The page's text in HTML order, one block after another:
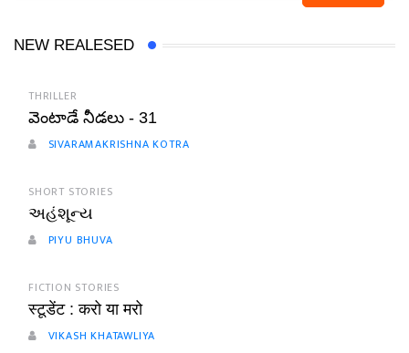
NEW REALESED
THRILLER
వెంటాడే నీడలు - 31
SIVARAMAKRISHNA KOTRA
SHORT STORIES
અહંશૂન્ય
PIYU BHUVA
FICTION STORIES
स्टूडेंट : करो या मरो
VIKASH KHATAWLIYA